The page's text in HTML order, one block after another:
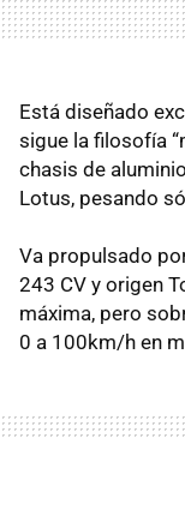
Está diseñado
sigue la filosofía
chasis de
Lotus, pesando
Va propulsado
243 CV y origen
máxima, pero
0 a 100km/h en